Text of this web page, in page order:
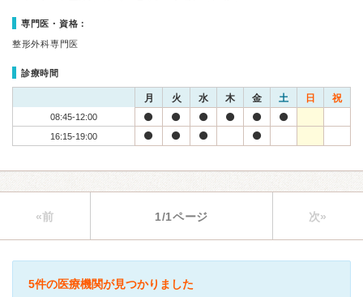
専門医・資格：
整形外科専門医
診療時間
月 火 水 木 金 土 日 祝
08:45-12:00
16:15-19:00
«前 1/1ページ 次»
5件の医療機関が見つかりました